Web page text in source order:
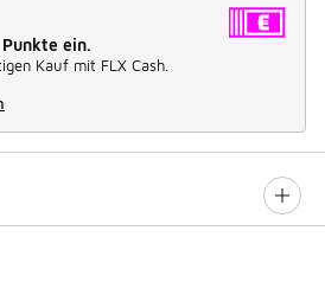
ein.
Kauf mit FLX Cash.